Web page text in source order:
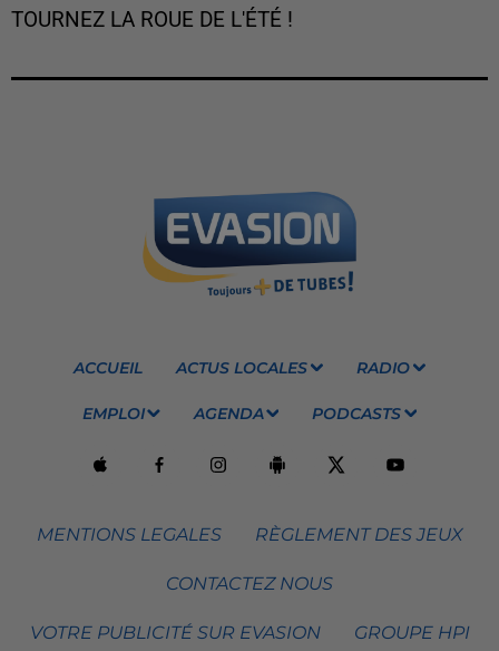
TOURNEZ LA ROUE DE L'ÉTÉ !
ACCUEIL ACTUS LOCALES RADIO
EMPLOI AGENDA PODCASTS
MENTIONS LEGALES RÈGLEMENT DES JEUX
CONTACTEZ NOUS
VOTRE PUBLICITÉ SUR EVASION GROUPE HPI